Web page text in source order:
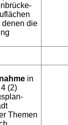
denen die
in
(2)
Themen